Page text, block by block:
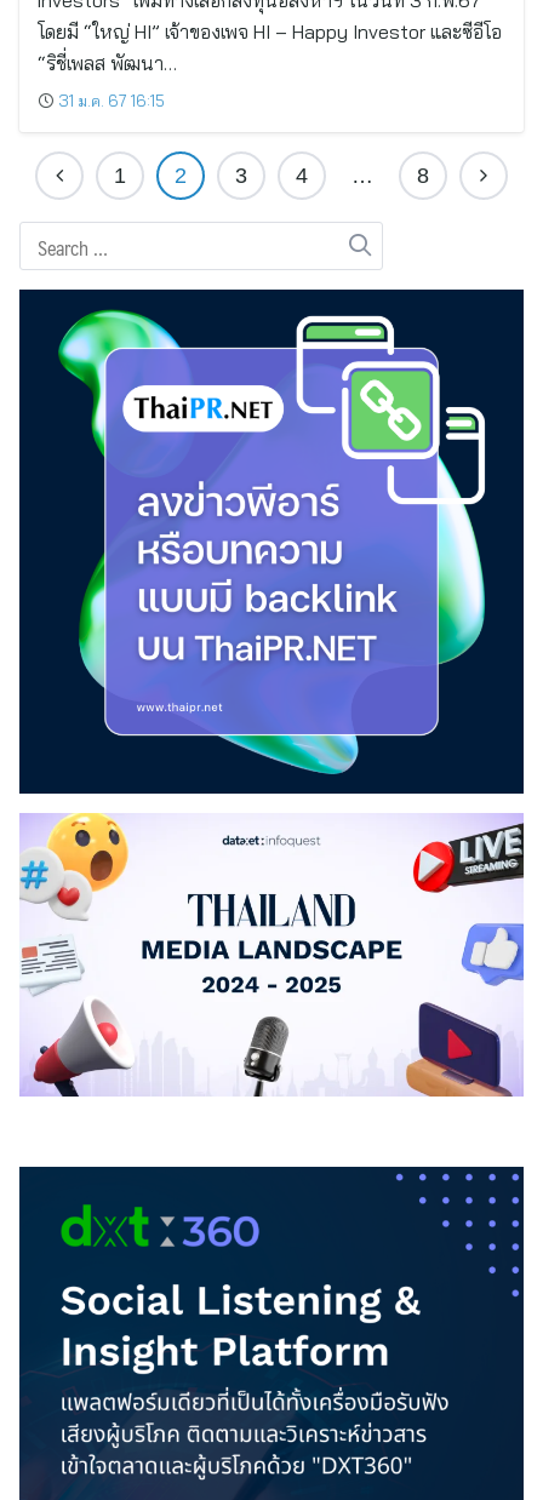
โดยมี “ใหญ่ HI” เจ้าของเพจ HI – Happy Investor และซีอีโอ
“ริชี่เพลส พัฒนา…
31 ม.ค. 67 16:15
1 2 3 4 … 8